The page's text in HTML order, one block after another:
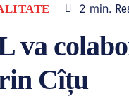
2 min.
va
Cîțu